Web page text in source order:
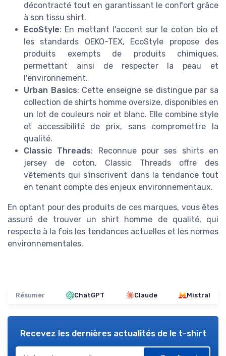
décontracté tout en garantissant le confort grâce
à son tissu shirt.
EcoStyle: En mettant l'accent sur le coton bio et
les standards OEKO-TEX, EcoStyle propose des
produits exempts de produits chimiques,
permettant ainsi de respecter la peau et
l'environnement.
Urban Basics: Cette enseigne se distingue par sa
collection de shirts homme oversize, disponibles en
un lot de couleurs noir et blanc. Elle combine style
et accessibilité de prix, sans compromettre la
qualité.
Classic Threads: Reconnue pour ses shirts en
jersey de coton, Classic Threads offre des
vêtements qui s'inscrivent dans la tendance tout
en tenant compte des enjeux environnementaux.
En optant pour des produits de ces marques, vous êtes
assuré de trouver un shirt homme de qualité, qui
respecte à la fois les tendances actuelles et les normes
environnementales.
Résumer ChatGPT Claude Mistral
Recevez les dernières actualités de le t-shirt